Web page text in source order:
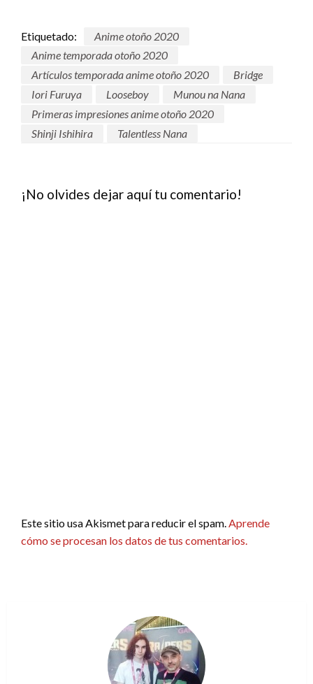
Etiquetado:
Anime otoño 2020
Anime temporada otoño 2020
Artículos temporada anime otoño 2020
Bridge
Iori Furuya
Looseboy
Munou na Nana
Primeras impresiones anime otoño 2020
Shinji Ishihira
Talentless Nana
¡No olvides dejar aquí tu comentario!
Este sitio usa Akismet para reducir el spam.Aprende
cómo se procesan los datos de tus comentarios.